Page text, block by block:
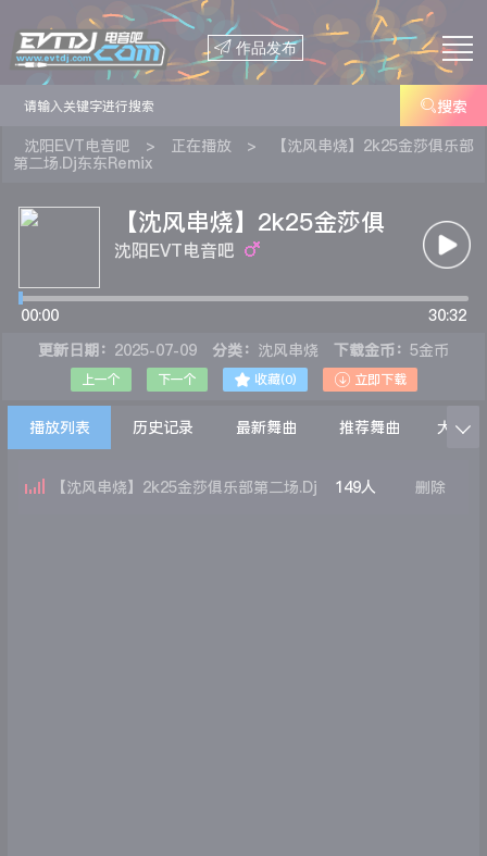
 作品发布
搜索
沈阳EVT电音吧 > 正在播放 >
【沈风串烧】2k25金莎俱乐部
第二场.Dj东东Remix
【沈风串烧】2k25金莎俱
乐部第二场.Dj东东Remix
沈阳EVT电音吧
00:00
30:32
更新日期： 2025-07-09 分类： 沈风串烧 下载金币： 5金币
上一个 下一个  收藏(0)  立即下载
播放列表 历史记录 最新舞曲 推荐舞曲 大家在

【沈风串烧】2k25金莎俱乐部第二场.Dj 149人 删除